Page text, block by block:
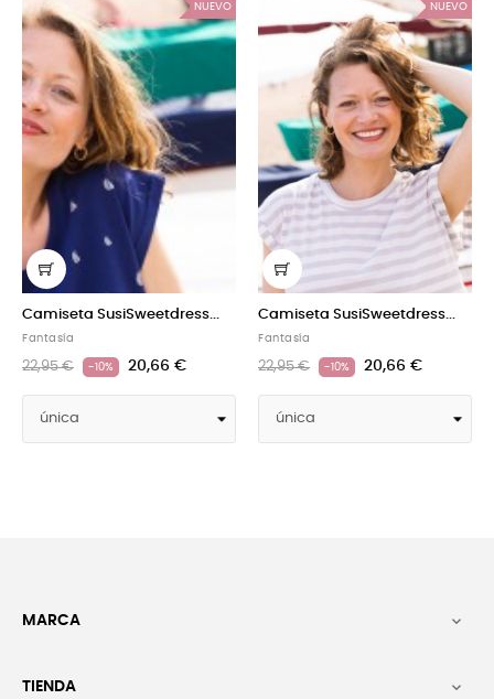
NUEVO
SusiSweetdress...
€ -10% 20,66 €
NUEVO
Camiseta SusiSweetdress...
Fantasía
22,95 € -10% 20,66 €
MARCA 
TIENDA 